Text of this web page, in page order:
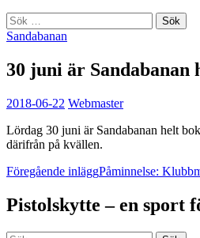
Sök
efter:
Sandabanan
30 juni är
2018-06-22 Webmaster
Lördag 30 juni är Sandabanan helt
därifrån på kvällen.
Inläggsnavigering
Föregående inläggPåminnelse:
Pistolskytte – en sport